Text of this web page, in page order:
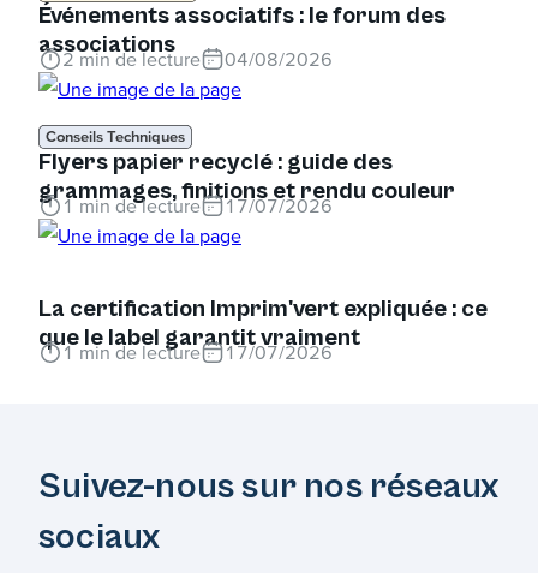
Événements associatifs : le forum des
associations
2 min de lecture 04/08/2026
Conseils Techniques
Flyers papier recyclé : guide des
grammages, finitions et rendu couleur
1min de lecture 17/07/2026
La certification Imprim'vert expliquée : ce
que le label garantit vraiment
1min de lecture 17/07/2026
Suivez-nous sur nos réseaux
sociaux